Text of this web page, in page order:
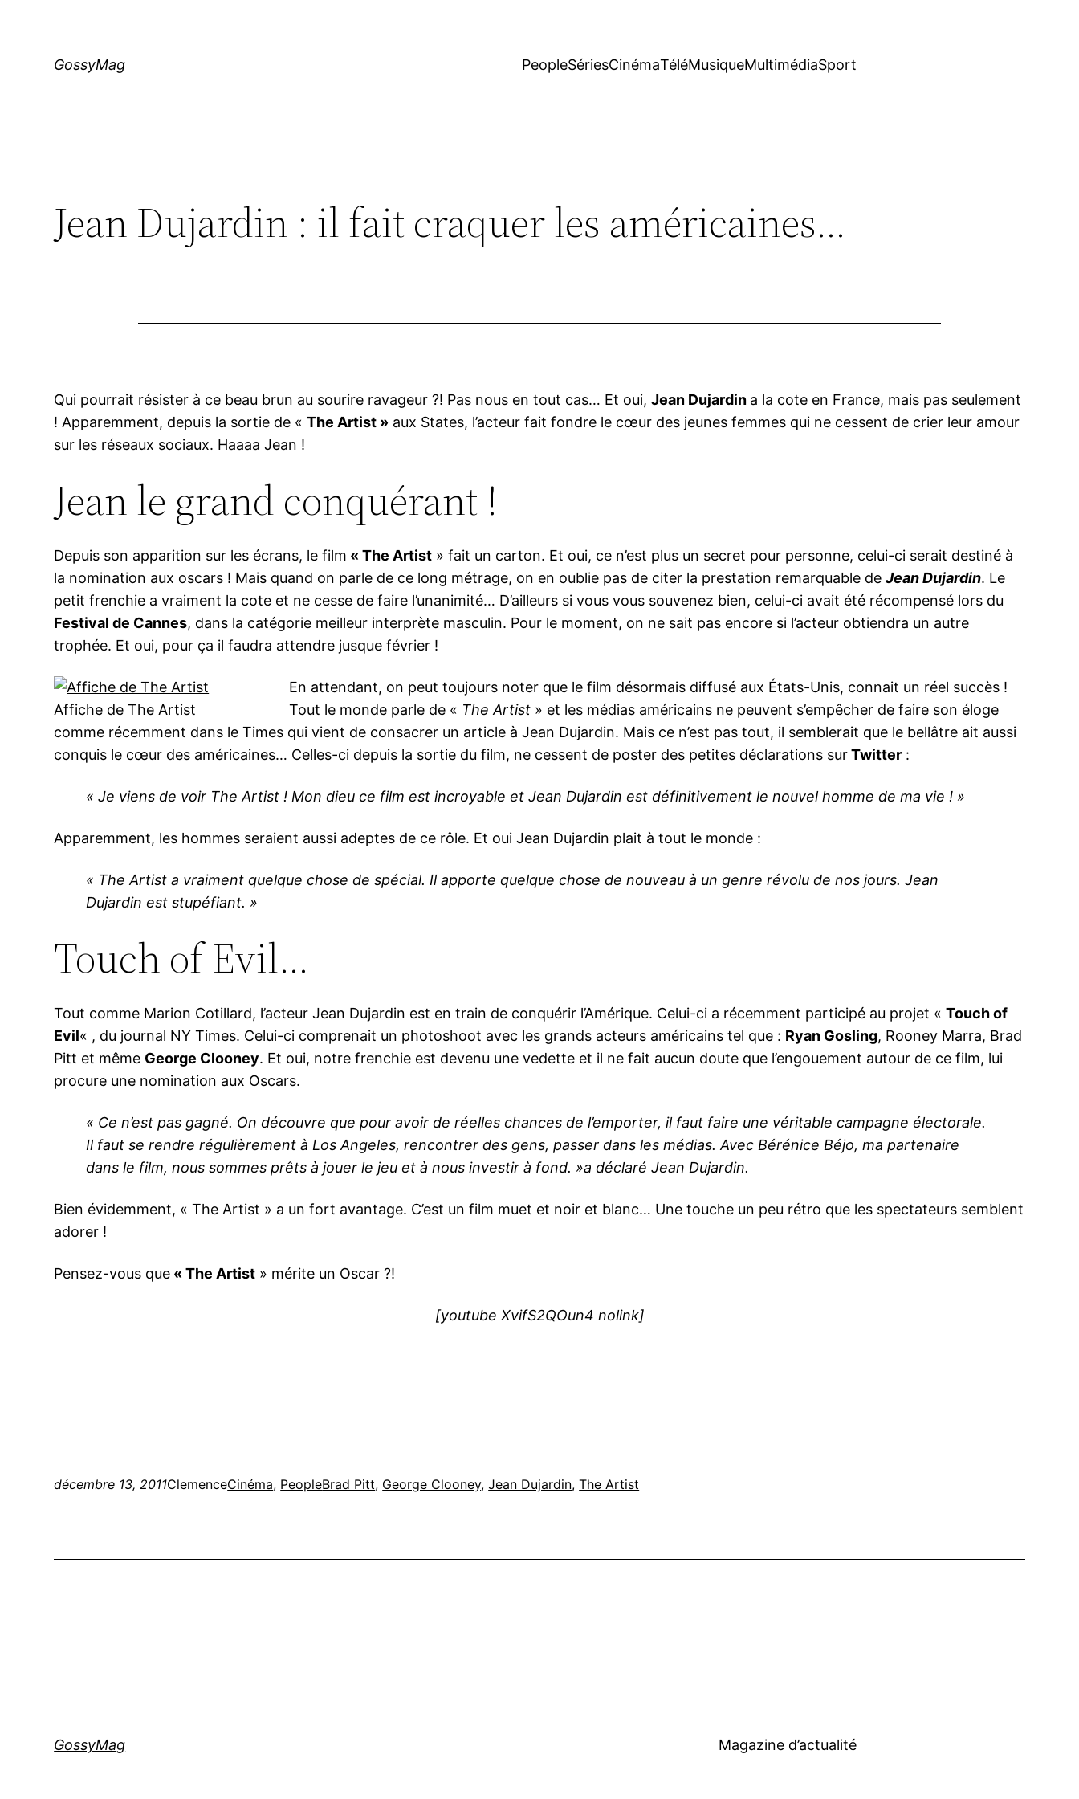
GossyMag PeopleSériesCinémaTéléMusiqueMultimédiaSport
Jean Dujardin : il fait craquer les américaines…
Qui pourrait résister à ce beau brun au sourire ravageur ?! Pas nous en tout cas… Et oui,Jean Dujardin a la cote en France, mais pas seulement
! Apparemment, depuis la sortie de «The Artist » aux States, l’acteur fait fondre le cœur des jeunes femmes qui ne cessent de crier leur amour
sur les réseaux sociaux. Haaaa Jean !
Jean le grand conquérant !
Depuis son apparition sur les écrans, le film « The Artist » fait un carton. Et oui, ce n’est plus un secret pour personne, celui-ci serait destiné à
la nomination aux oscars ! Mais quand on parle de ce long métrage, on en oublie pas de citer la prestation remarquable deJean Dujardin. Le
petit frenchie a vraiment la cote et ne cesse de faire l’unanimité… D’ailleurs si vous vous souvenez bien, celui-ci avait été récompensé lors du
Festival de Cannes, dans la catégorie meilleur interprète masculin. Pour le moment, on ne sait pas encore si l’acteur obtiendra un autre
trophée. Et oui, pour ça il faudra attendre jusque février !
Affiche de The Artist
En attendant, on peut toujours noter que le film désormais diffusé aux États-Unis, connait un réel succès !
Tout le monde parle de « The Artist » et les médias américains ne peuvent s’empêcher de faire son éloge
comme récemment dans le Times qui vient de consacrer un article à Jean Dujardin. Mais ce n’est pas tout, il semblerait que le bellâtre ait aussi
conquis le cœur des américaines… Celles-ci depuis la sortie du film, ne cessent de poster des petites déclarations surTwitter :
« Je viens de voir The Artist ! Mon dieu ce film est incroyable et Jean Dujardin est définitivement le nouvel homme de ma vie ! »
Apparemment, les hommes seraient aussi adeptes de ce rôle. Et oui Jean Dujardin plait à tout le monde :
« The Artist a vraiment quelque chose de spécial. Il apporte quelque chose de nouveau à un genre révolu de nos jours. Jean
Dujardin est stupéfiant. »
Touch of Evil…
Tout comme Marion Cotillard, l’acteur Jean Dujardin est en train de conquérir l’Amérique. Celui-ci a récemment participé au projet «Touch of
Evil« , du journal NY Times. Celui-ci comprenait un photoshoot avec les grands acteurs américains tel que : Ryan Gosling, Rooney Marra, Brad
Pitt et même George Clooney. Et oui, notre frenchie est devenu une vedette et il ne fait aucun doute que l’engouement autour de ce film, lui
procure une nomination aux Oscars.
« Ce n’est pas gagné. On découvre que pour avoir de réelles chances de l’emporter, il faut faire une véritable campagne électorale.
Il faut se rendre régulièrement à Los Angeles, rencontrer des gens, passer dans les médias. Avec Bérénice Béjo, ma partenaire
dans le film, nous sommes prêts à jouer le jeu et à nous investir à fond. »a déclaré Jean Dujardin.
Bien évidemment, « The Artist » a un fort avantage. C’est un film muet et noir et blanc… Une touche un peu rétro que les spectateurs semblent
adorer !
Pensez-vous que « The Artist » mérite un Oscar ?!
[youtube XvifS2QOun4 nolink]
décembre 13, 2011ClemenceCinéma, PeopleBrad Pitt, George Clooney, Jean Dujardin, The Artist
GossyMag Magazine d’actualité